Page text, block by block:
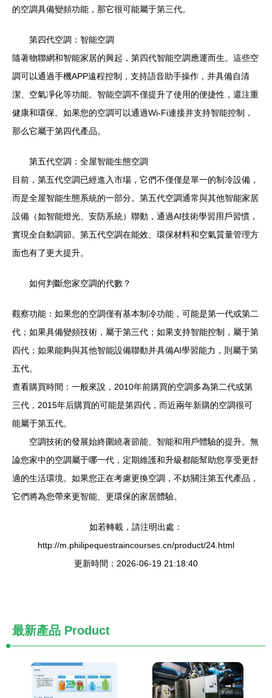
的空調具備變頻功能，那它很可能屬于第三代。
第四代空調：智能空調
隨著物聯網和智能家居的興起，第四代智能空調應運而生。這些空
調可以通過手機APP遠程控制，支持語音助手操作，并具備自清
潔、空氣凈化等功能。智能空調不僅提升了使用的便捷性，還注重
健康和環保。如果您的空調可以通過Wi-Fi連接并支持智能控制，
那么它屬于第四代產品。
第五代空調：全屋智能生態空調
目前，第五代空調已經進入市場，它們不僅僅是單一的制冷設備，
而是全屋智能生態系統的一部分。第五代空調通常與其他智能家居
設備（如智能燈光、安防系統）聯動，通過AI技術學習用戶習慣，
實現全自動調節。第五代空調在能效、環保材料和空氣質量管理方
面也有了更大提升。
如何判斷您家空調的代數？
觀察功能：如果您的空調僅有基本制冷功能，可能是第一代或第二
代；如果具備變頻技術，屬于第三代；如果支持智能控制，屬于第
四代；如果能夠與其他智能設備聯動并具備AI學習能力，則屬于第
五代。
查看購買時間：一般來說，2010年前購買的空調多為第二代或第
三代，2015年后購買的可能是第四代，而近兩年新購的空調很可
能屬于第五代。
空調技術的發展始終圍繞著節能、智能和用戶體驗的提升。無
論您家中的空調屬于哪一代，定期維護和升級都能幫助您享受更舒
適的生活環境。如果您正在考慮更換空調，不妨關注第五代產品，
它們將為您帶來更智能、更環保的家居體驗。
如若轉載，請注明出處：
http://m.philipequestraincourses.cn/product/24.html
更新時間：2026-06-19 21:18:40
最新產品 Product